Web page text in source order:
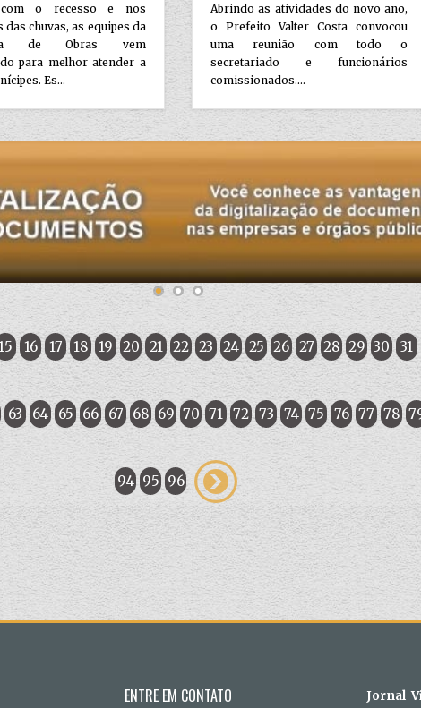
com o recesso e nos
das chuvas, as equipes da
de Obras vem
para melhor atender a
Es...
Abrindo as atividades do novo ano,
o Prefeito Valter Costa convocou
uma reunião com todo o
secretariado e funcionários
comissionados....
15 16 17 18 19 20 21 22 23 24 25 26 27 28 29 30 31
63 64 65 66 67 68 69 70 71 72 73 74 75 76 77 78
94 95 96
ENTRE EM CONTATO Jornal